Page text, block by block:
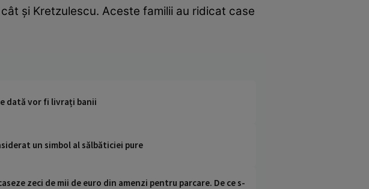
și Kretzulescu. Aceste familii au ridicat case
dată vor fi livrați banii
un simbol al sălbăticiei pure
zeci de mii de euro din amenzi pentru parcare. De ce s-